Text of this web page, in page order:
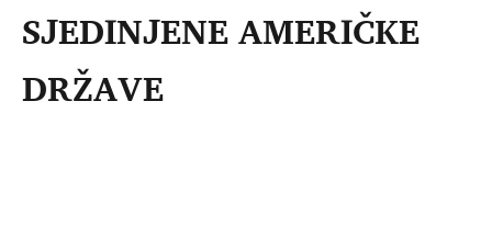
SJEDINJENE AMERIČKE
DRŽAVE